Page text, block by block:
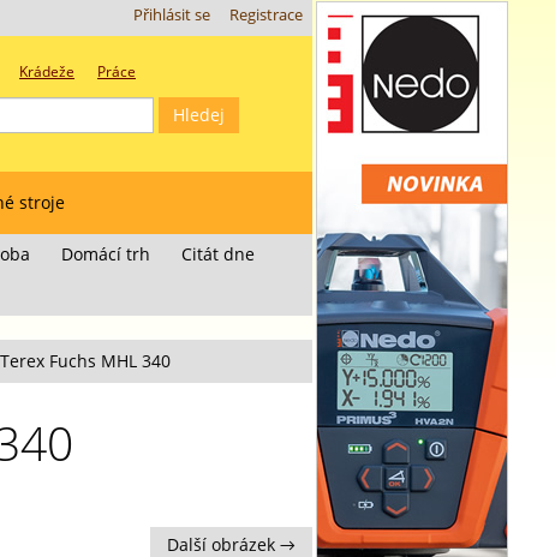
Registrace
Přihlásit se
Krádeže Práce
stroje
Domácí trh
Citát dne
Fuchs MHL 340
Další obrázek →